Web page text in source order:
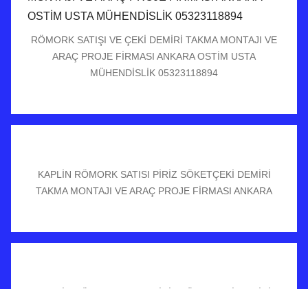
RÖMORK SATIŞI VE ÇEKİ DEMİRİ TAKMA MONTAJI VE
ARAÇ PROJE FİRMASI ANKARA OSTİM USTA
MÜHENDİSLİK 05323118894
KAPLİN RÖMORK SATISI PİRİZ SÖKETÇEKİ DEMİRİ
TAKMA MONTAJI VE ARAÇ PROJE FİRMASI ANKARA